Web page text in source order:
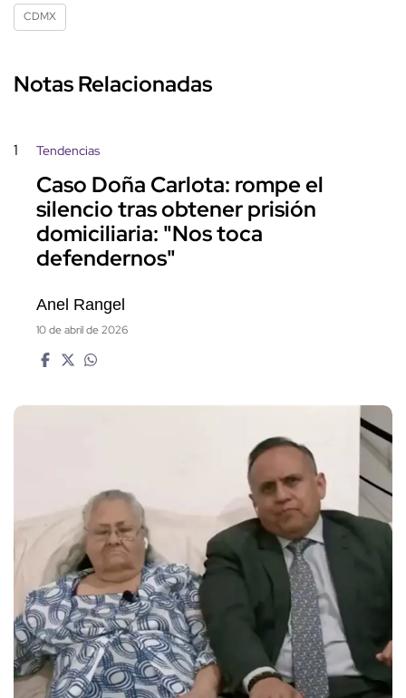
CDMX
Notas Relacionadas
1 Tendencias
Caso Doña Carlota: rompe el
silencio tras obtener prisión
domiciliaria: "Nos toca
defendernos"
Anel Rangel
10 de abril de 2026